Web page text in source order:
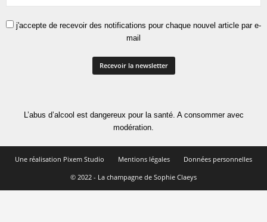
j'accepte de recevoir des notifications pour chaque nouvel article par e-
mail
L’abus d’alcool est dangereux pour la santé. A consommer avec
modération.
Une réalisation Pixem Studio Mentions légales
Données personnelles
© 2022 - La champagne de Sophie Claeys